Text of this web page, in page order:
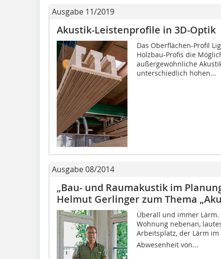
Ausgabe 11/2019
Akustik-Leistenprofile in 3D-Optik
Das Oberflächen-Profil
Holzbau-Profis die
außergewöhnliche
unterschiedlich hohen...
Ausgabe 08/2014
„Bau- und Raumakustik im
Helmut Gerlinger zum Thema
Überall und immer
Wohnung nebenan,
Arbeitsplatz, der Lärm im
Abwesenheit von...